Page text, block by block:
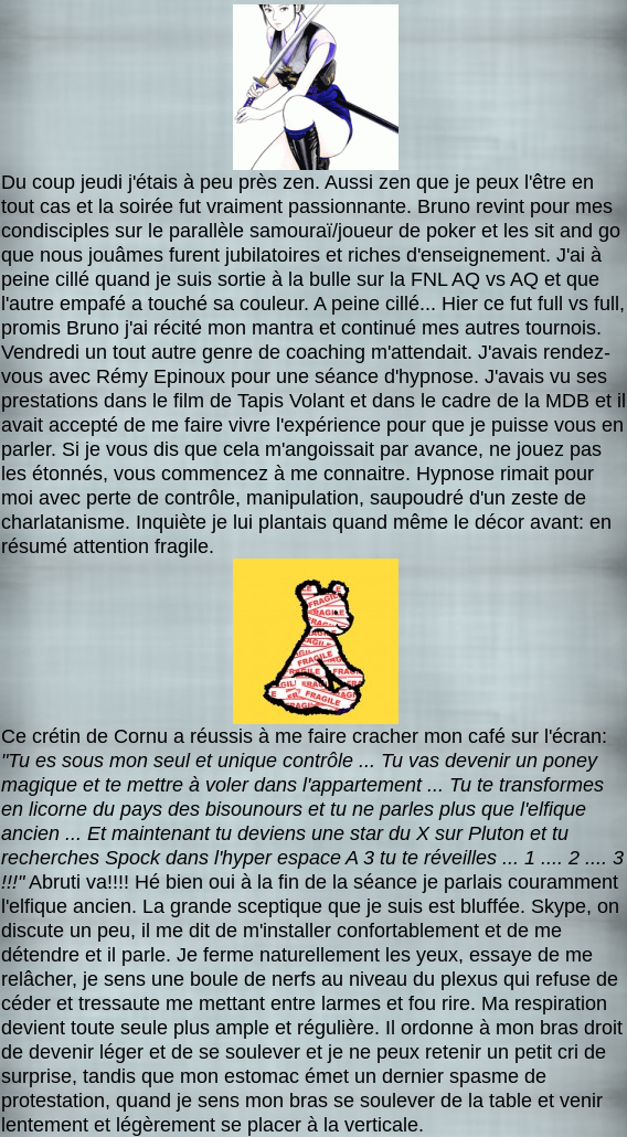
Du coup jeudi j'étais à peu près zen. Aussi zen que je peux l'être en
tout cas et la soirée fut vraiment passionnante. Bruno revint pour mes
condisciples sur le parallèle samouraï/joueur de poker et les sit and go
que nous jouâmes furent jubilatoires et riches d'enseignement. J'ai à
peine cillé quand je suis sortie à la bulle sur la FNL AQ vs AQ et que
l'autre empafé a touché sa couleur. A peine cillé... Hier ce fut full vs full,
promis Bruno j'ai récité mon mantra et continué mes autres tournois.
Vendredi un tout autre genre de coaching m'attendait. J'avais rendez-
vous avec Rémy Epinoux pour une séance d'hypnose. J'avais vu ses
prestations dans le film de Tapis Volant et dans le cadre de la MDB et il
avait accepté de me faire vivre l'expérience pour que je puisse vous en
parler. Si je vous dis que cela m'angoissait par avance, ne jouez pas
les étonnés, vous commencez à me connaitre. Hypnose rimait pour
moi avec perte de contrôle, manipulation, saupoudré d'un zeste de
charlatanisme. Inquiète je lui plantais quand même le décor avant: en
résumé attention fragile.
Ce crétin de Cornu a réussis à me faire cracher mon café sur l'écran:
"Tu es sous mon seul et unique contrôle ... Tu vas devenir un poney
magique et te mettre à voler dans l'appartement ... Tu te transformes
en licorne du pays des bisounours et tu ne parles plus que l'elfique
ancien ... Et maintenant tu deviens une star du X sur Pluton et tu
recherches Spock dans l'hyper espace A 3 tu te réveilles ... 1 .... 2 .... 3
!!!"Abruti va!!!! Hé bien oui à la fin de la séance je parlais couramment
l'elfique ancien. La grande sceptique que je suis est bluffée. Skype, on
discute un peu, il me dit de m'installer confortablement et de me
détendre et il parle. Je ferme naturellement les yeux, essaye de me
relâcher, je sens une boule de nerfs au niveau du plexus qui refuse de
céder et tressaute me mettant entre larmes et fou rire. Ma respiration
devient toute seule plus ample et régulière. Il ordonne à mon bras droit
de devenir léger et de se soulever et je ne peux retenir un petit cri de
surprise, tandis que mon estomac émet un dernier spasme de
protestation, quand je sens mon bras se soulever de la table et venir
lentement et légèrement se placer à la verticale.